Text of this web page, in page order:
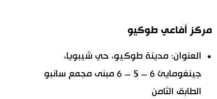
مركز أفاعي طوكيو
العنوان: مدينة طوكيو، حي شيبويا،
جينغومايئ 6 – 5 – 6 مبنى مجمع سانبو
الطابق الثامن